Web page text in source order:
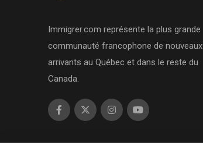
Immigrer.com représente la plus grande
communauté francophone de nouveaux
arrivants au Québec et dans le reste du
Canada.